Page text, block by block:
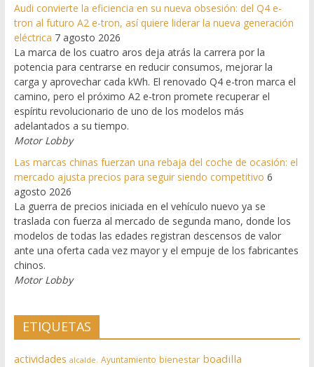
Audi convierte la eficiencia en su nueva obsesión: del Q4 e-
tron al futuro A2 e-tron, así quiere liderar la nueva generación
eléctrica 7 agosto 2026
La marca de los cuatro aros deja atrás la carrera por la
potencia para centrarse en reducir consumos, mejorar la
carga y aprovechar cada kWh. El renovado Q4 e-tron marca el
camino, pero el próximo A2 e-tron promete recuperar el
espíritu revolucionario de uno de los modelos más
adelantados a su tiempo.
Motor Lobby
Las marcas chinas fuerzan una rebaja del coche de ocasión: el
mercado ajusta precios para seguir siendo competitivo 6
agosto 2026
La guerra de precios iniciada en el vehículo nuevo ya se
traslada con fuerza al mercado de segunda mano, donde los
modelos de todas las edades registran descensos de valor
ante una oferta cada vez mayor y el empuje de los fabricantes
chinos.
Motor Lobby
ETIQUETAS
actividades alcalde. Ayuntamiento bienestar boadilla